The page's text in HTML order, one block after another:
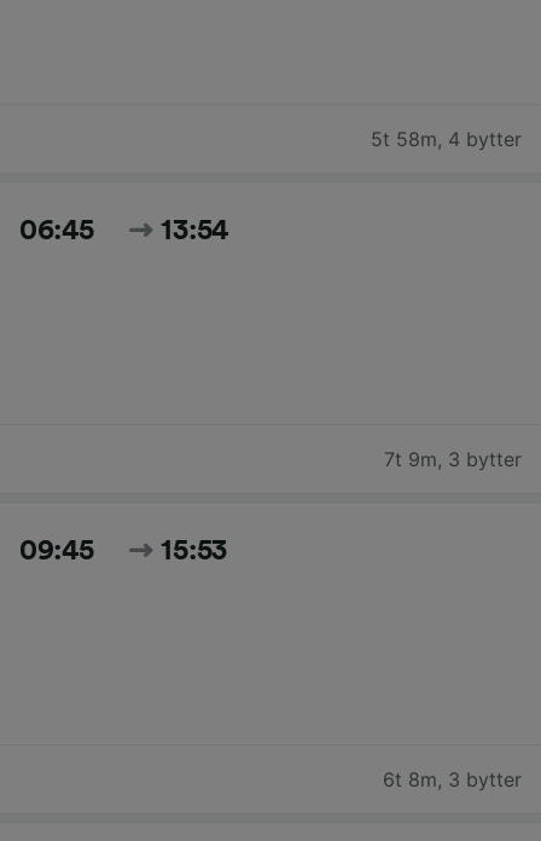
5t 58m, 4 bytter
06:45 13:54
7t 9m, 3 bytter
09:45 15:53
6t 8m, 3 bytter